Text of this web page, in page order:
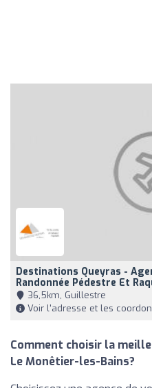
Destinations Queyras -
Randonnée Pédestre Et
36,5km, Guillestre
Voir l'adresse et les
Comment choisir la
Le Monêtier-les-Bains?